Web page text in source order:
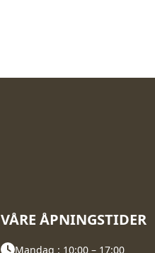
VÅRE ÅPNINGSTIDER
Mandag : 10:00 – 17:00